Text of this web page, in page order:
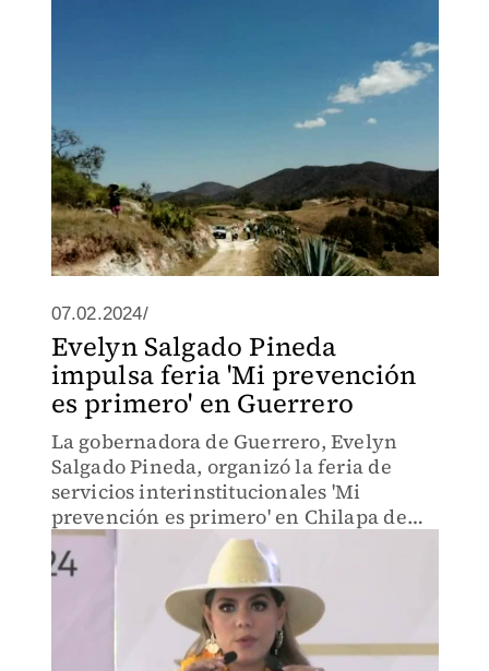
07.02.2024/
Evelyn Salgado Pineda
impulsa feria 'Mi prevención
es primero' en Guerrero
La gobernadora de Guerrero, Evelyn
Salgado Pineda, organizó la feria de
servicios interinstitucionales 'Mi
prevención es primero' en Chilapa de
Álvarez, promoviendo la prevención del
delito entre los jóvenes y combatiendo
las causas de la violencia.